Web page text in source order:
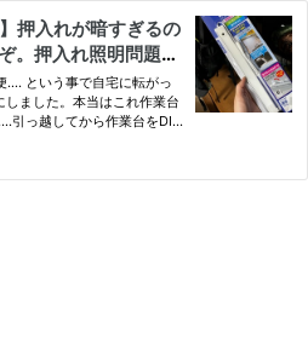
押入れが暗すぎるの
。押入れ照明問題
歩
.... という事で自宅に転がっ
ました。本当はこれ作業台
引っ越してから作業台をDIY